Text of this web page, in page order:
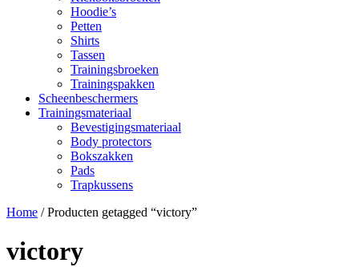
Hoodie’s
Petten
Shirts
Tassen
Trainingsbroeken
Trainingspakken
Scheenbeschermers
Trainingsmateriaal
Bevestigingsmateriaal
Body protectors
Bokszakken
Pads
Trapkussens
Home / Producten getagged “victory”
victory